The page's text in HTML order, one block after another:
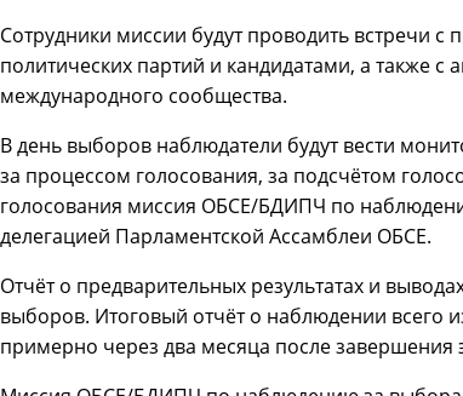
Сотрудники миссии будут проводить встречи с
политических партий и кандидатами, а также
международного сообщества.
В день выборов наблюдатели будут вести
за процессом голосования, за подсчётом
голосования миссия ОБСЕ/БДИПЧ по
делегацией Парламентской Ассамблеи ОБСЕ.
Отчёт о предварительных результатах и
выборов. Итоговый отчёт о наблюдении всего
примерно через два месяца после завершения